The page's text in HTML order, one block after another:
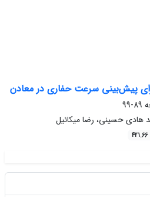
پیش‌بینی سرعت حفاری در معادن
89-99
هادی حسینی، رضا میکائیل
421.66